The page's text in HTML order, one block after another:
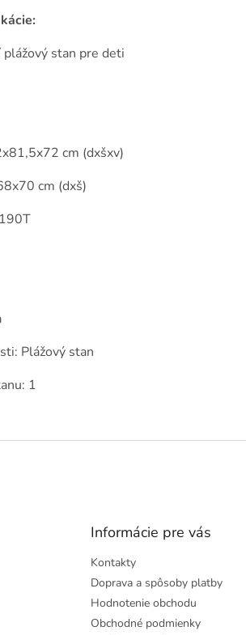
plážový stan pre deti
cm (dxšxv)
cm (dxš)
Plážový stan
1
Informácie pre vás
Kontakty
Doprava a spôsoby platby
Hodnotenie obchodu
Obchodné podmienky